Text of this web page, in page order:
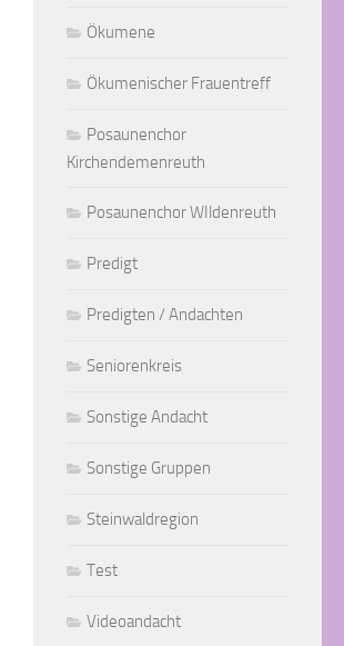
Ökumene
Ökumenischer Frauentreff
Posaunenchor
Kirchendemenreuth
Posaunenchor WIldenreuth
Predigt
Predigten / Andachten
Seniorenkreis
Sonstige Andacht
Sonstige Gruppen
Steinwaldregion
Test
Videoandacht